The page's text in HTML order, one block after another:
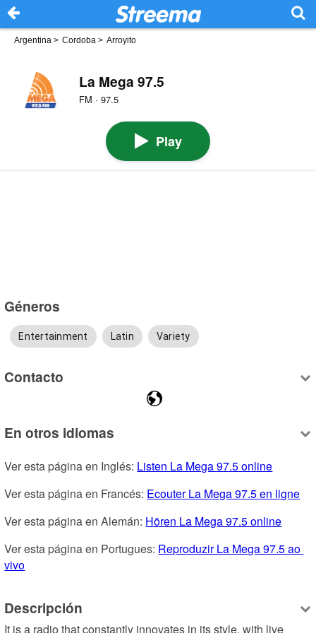
Argentina > Cordoba > Arroyito
La Mega 97.5
FM · 97.5
Play
Géneros
Entertainment Latin Variety
Contacto
En otros idiomas
Ver esta página en Inglés: Listen La Mega 97.5 online
Ver esta página en Francés: Ecouter La Mega 97.5 en ligne
Ver esta página en Alemán: Hören La Mega 97.5 online
Ver esta página en Portugues: Reproduzir La Mega 97.5 ao
vivo
Descripción
It is a radio that constantly innovates in its style, with live